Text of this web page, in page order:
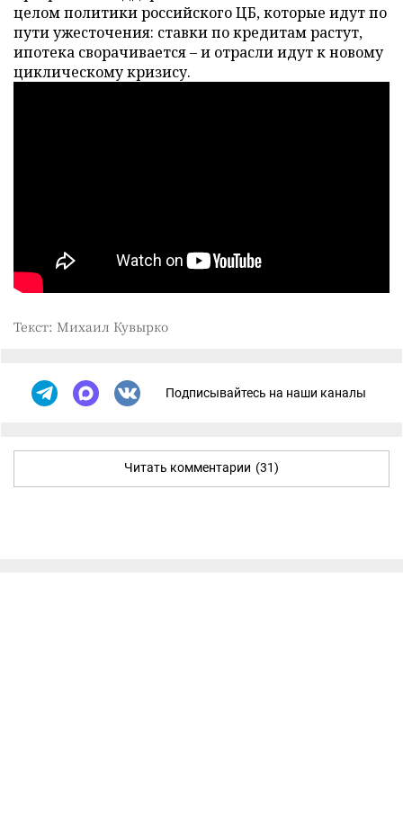
целом политики российского ЦБ, которые идут по
пути ужесточения: ставки по кредитам растут,
ипотека сворачивается – и отрасли идут к новому
циклическому кризису.
Текст: Михаил Кувырко
Подписывайтесь на наши каналы
Читать комментарии (31)